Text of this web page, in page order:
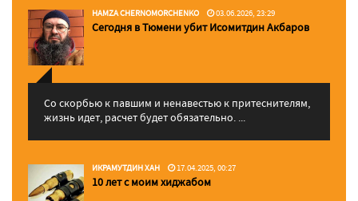
HAMZA CHERNOMORCHENKO 03.06.2026, 23:29
Сегодня в Тюмени убит Исомитдин Акбаров
Со скорбью к павшим и ненавестью к притеснителям,
жизнь идет, расчет будет обязательно. ...
ИКРАМУТДИН ХАН 17.04.2025, 00:27
10 лет с моим хиджабом